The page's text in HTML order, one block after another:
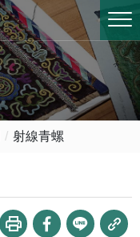
射線青螺